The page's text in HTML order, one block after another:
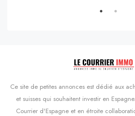
Ce site de petites annonces est dédié aux
et suisses qui souhaitent investir en
Courrier d'Espagne et en étroite